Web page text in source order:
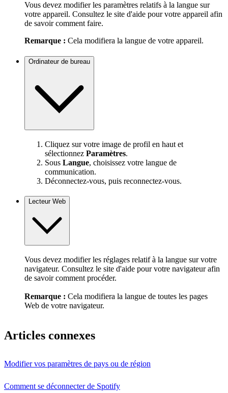
Vous devez modifier les paramètres relatifs à la langue sur
votre appareil. Consultez le site d'aide pour votre appareil afin
de savoir comment faire.
Remarque : Cela modifiera la langue de votre appareil.
Ordinateur de bureau
Cliquez sur votre image de profil en haut et
sélectionnez Paramètres.
Sous Langue, choisissez votre langue de
communication.
Déconnectez-vous, puis reconnectez-vous.
Lecteur Web
Vous devez modifier les réglages relatif à la langue sur votre
navigateur. Consultez le site d'aide pour votre navigateur afin
de savoir comment procéder.
Remarque : Cela modifiera la langue de toutes les pages
Web de votre navigateur.
Articles connexes
Modifier vos paramètres de pays ou de région
Comment se déconnecter de Spotify